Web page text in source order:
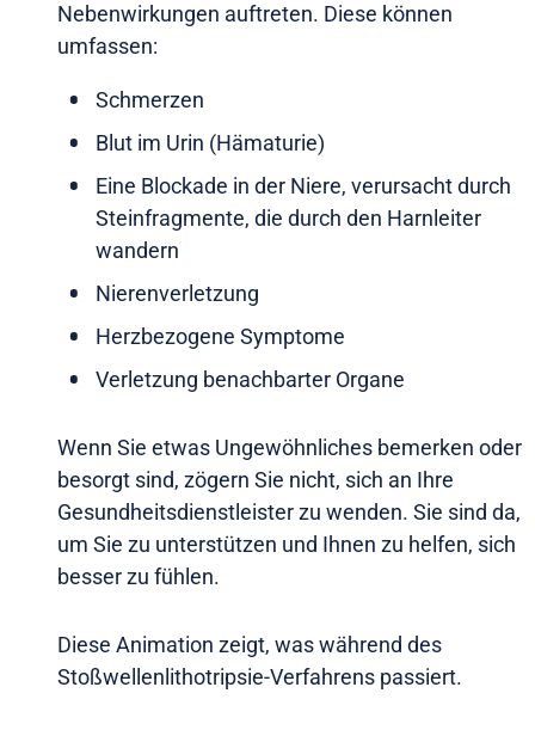
Nebenwirkungen auftreten. Diese können
umfassen:
Schmerzen
Blut im Urin (Hämaturie)
Eine Blockade in der Niere, verursacht durch
Steinfragmente, die durch den Harnleiter
wandern
Nierenverletzung
Herzbezogene Symptome
Verletzung benachbarter Organe
Wenn Sie etwas Ungewöhnliches bemerken oder
besorgt sind, zögern Sie nicht, sich an Ihre
Gesundheitsdienstleister zu wenden. Sie sind da,
um Sie zu unterstützen und Ihnen zu helfen, sich
besser zu fühlen.
Diese Animation zeigt, was während des
Stoßwellenlithotripsie-Verfahrens passiert.